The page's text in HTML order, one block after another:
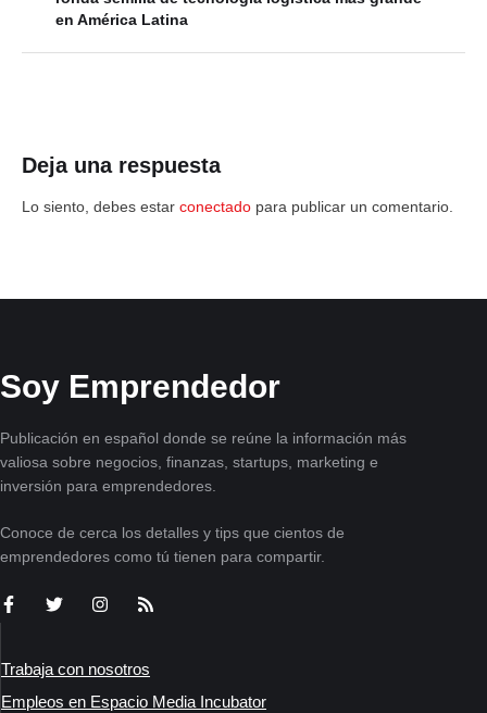
en América Latina
Deja una respuesta
Lo siento, debes estar conectado para publicar un comentario.
Soy Emprendedor
Publicación en español donde se reúne la información más
valiosa sobre negocios, finanzas, startups, marketing e
inversión para emprendedores.
Conoce de cerca los detalles y tips que cientos de
emprendedores como tú tienen para compartir.
Trabaja con nosotros
Empleos en Espacio Media Incubator